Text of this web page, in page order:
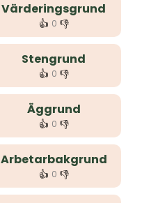
Värderingsgrund
👍 0 👎
Stengrund
👍 0 👎
Äggrund
👍 0 👎
Arbetarbakgrund
👍 0 👎